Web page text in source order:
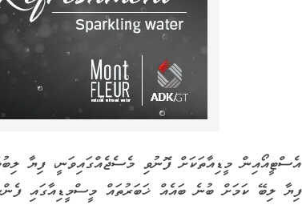
އެސްޓީއޯއިން މީޑިއާތަކަށް ފޮނުވި މެސެޖެއްގައިވަނީ، ފިޔާ
ފިޔާ ލިބޭ ކަމަށް ބުނެ ބައެއް ޚަބަރުތައް މީސްމީޑިއާގައި